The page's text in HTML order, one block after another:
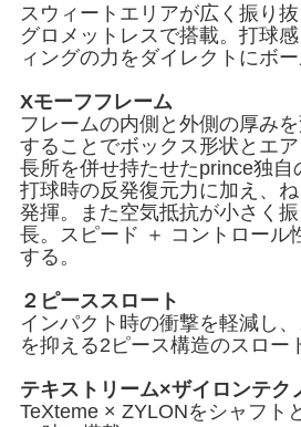
スウィートエリアが広く振り
グロメットレスで搭載。打球
ィングの力をダイレクトにボー
Xモーフフレーム
フレームの内側と外側の厚み
することでボックス形状とエ
長所を併せ持たせたprince独自
打球時の反発復元力に加え、
発揮。また空気抵抗が小さく
長。スピード ＋ コントロール
する。
２ピーススロート
インパクト時の衝撃を軽減し
を抑える2ピース構造のスロー
テキストリーム×ザイロンテク
TeXteme × ZYLONをシャフト